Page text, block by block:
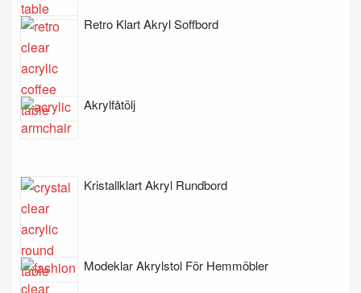
Retro Klart Akryl Soffbord
Akrylfåtölj
Kristallklart Akryl Rundbord
Modeklar Akrylstol För Hemmöbler